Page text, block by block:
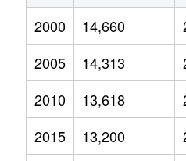
2000
14,660
2005
14,313
2010
13,618
2015
13,200